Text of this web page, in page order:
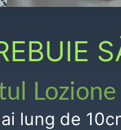
Lozione
lung de